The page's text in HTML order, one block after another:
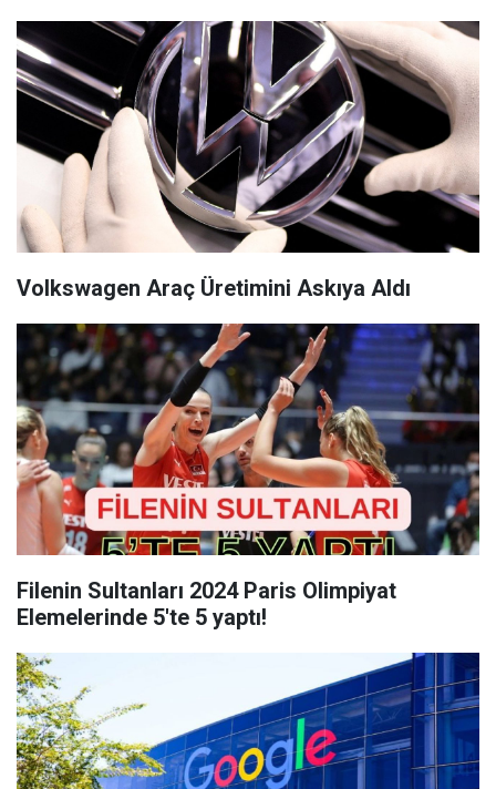
Volkswagen Araç Üretimini Askıya Aldı
Filenin Sultanları 2024 Paris Olimpiyat
Elemelerinde 5'te 5 yaptı!